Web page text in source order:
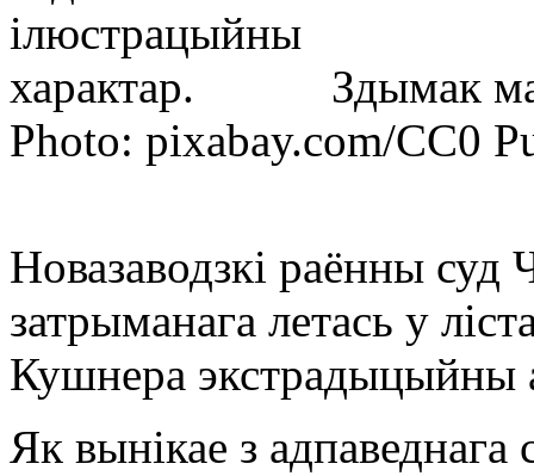
Здымак
Photo: pixabay.com/CC0
Новазаводзкі раённы суд
затрыманага летась у
Кушнера экстрадыцыйны
Як вынікае з